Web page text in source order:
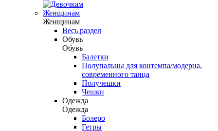
Женщинам
Женщинам
Весь раздел
Обувь
Обувь
Балетки
Полупальцы для контемпа/модерна,
современного танца
Получешки
Чешки
Одежда
Одежда
Болеро
Гетры